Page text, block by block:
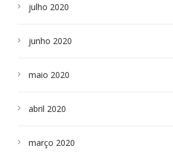
julho 2020
junho 2020
maio 2020
abril 2020
março 2020